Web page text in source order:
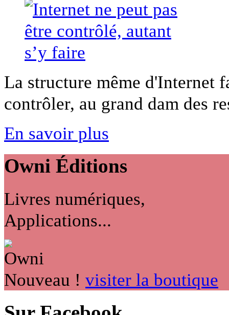
La structure même d'Internet
contrôler, au grand dam des
En savoir plus
Owni Éditions
Livres numériques,
Applications...
Nouveau ! visiter la boutique